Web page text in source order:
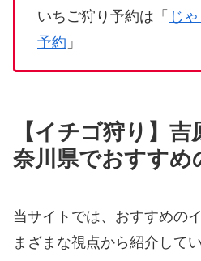
いちご狩り予約は「 じ
予約 」
【イチゴ狩り】
奈川県でおすすめ
当サイトでは、おすすめの
まざまな視点から紹介してい